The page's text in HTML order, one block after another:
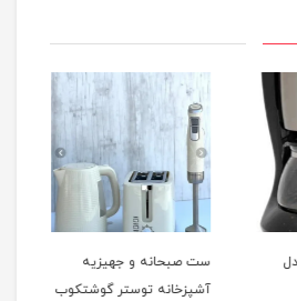
ست صبحانه و جهیزیه
آشپزخانه توستر گوشتکوب